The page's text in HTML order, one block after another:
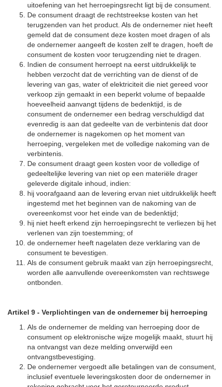
uitoefening van het herroepingsrecht ligt bij de consument.
De consument draagt de rechtstreekse kosten van het
terugzenden van het product. Als de ondernemer niet heeft
gemeld dat de consument deze kosten moet dragen of als
de ondernemer aangeeft de kosten zelf te dragen, hoeft de
consument de kosten voor terugzending niet te dragen.
Indien de consument herroept na eerst uitdrukkelijk te
hebben verzocht dat de verrichting van de dienst of de
levering van gas, water of elektriciteit die niet gereed voor
verkoop zijn gemaakt in een beperkt volume of bepaalde
hoeveelheid aanvangt tijdens de bedenktijd, is de
consument de ondernemer een bedrag verschuldigd dat
evenredig is aan dat gedeelte van de verbintenis dat door
de ondernemer is nagekomen op het moment van
herroeping, vergeleken met de volledige nakoming van de
verbintenis.
De consument draagt geen kosten voor de volledige of
gedeeltelijke levering van niet op een materiële drager
geleverde digitale inhoud, indien:
hij voorafgaand aan de levering ervan niet uitdrukkelijk heeft
ingestemd met het beginnen van de nakoming van de
overeenkomst voor het einde van de bedenktijd;
hij niet heeft erkend zijn herroepingsrecht te verliezen bij het
verlenen van zijn toestemming; of
de ondernemer heeft nagelaten deze verklaring van de
consument te bevestigen.
Als de consument gebruik maakt van zijn herroepingsrecht,
worden alle aanvullende overeenkomsten van rechtswege
ontbonden.
Artikel 9 - Verplichtingen van de ondernemer bij herroeping
Als de ondernemer de melding van herroeping door de
consument op elektronische wijze mogelijk maakt, stuurt hij
na ontvangst van deze melding onverwijld een
ontvangstbevestiging.
De ondernemer vergoedt alle betalingen van de consument,
inclusief eventuele leveringskosten door de ondernemer in